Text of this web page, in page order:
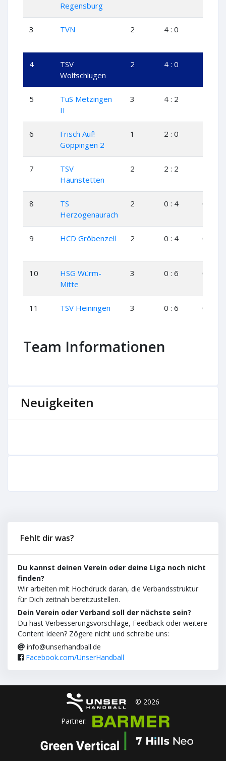
Regensburg
3 TVN 2 4 : 0
4
TSV
Wolfschlugen
2 4 : 0
5
TuS Metzingen
II
3 4 : 2
6
Frisch Auf!
Göppingen 2
1 2 : 0
7
TSV
Haunstetten
2 2 : 2
8
TS
Herzogenaurach
2 0 : 4 0
9 HCD Gröbenzell 2 0 : 4 0
10
HSG Würm-
Mitte
3 0 : 6 0
11 TSV Heiningen 3 0 : 6 0
Team Informationen
Neuigkeiten
Fehlt dir was?
Du kannst deinen Verein oder deine Liga noch nicht
finden?
Wir arbeiten mit Hochdruck daran, die Verbandsstruktur
für Dich zeitnah bereitzustellen.
Dein Verein oder Verband soll der nächste sein?
Du hast Verbesserungsvorschläge, Feedback oder weitere
Content Ideen? Zögere nicht und schreibe uns:
info@unserhandball.de
Facebook.com/UnserHandball
© 2026
Partner: